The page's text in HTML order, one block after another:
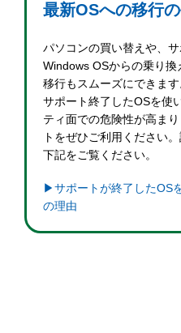
最新OSへの移行の
パソコンの買い替えや、
Windows OSからの乗り
移行もスムーズにできます
サポート終了したOSを使
ティ面での危険性が高ま
トをぜひご利用ください
下記をご覧ください。
▶サポートが終了したOS
の理由